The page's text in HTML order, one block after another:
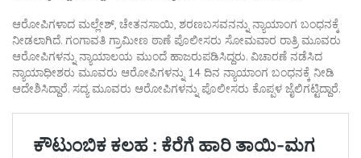
ಆರೋಪಿಗಳಾದ ಮಲ್ಲೇಶ್, ಚೇತನಸಾಯಿ, ಶರಣಬಸವನನ್ನು ನ್ಯಾಯಾಂಗ ಬಂಧನಕ್ಕೆ
ನೀಡಲಾಗಿದೆ. ಗಂಗಾವತಿ ಗ್ರಾಮೀಣ ಠಾಣೆ ಪೊಲೀಸರು ಸೋಮವಾರ ರಾತ್ರಿ ಮೂವರು
ಆರೋಪಿಗಳನ್ನು ನ್ಯಾಯಾಲಯ ಮುಂದೆ ಹಾಜರುಪಡಿಸಿದ್ದರು. ವಿಚಾರಣೆ ನಡೆಸಿದ
ನ್ಯಾಯಾಧೀಶರು ಮೂವರು ಆರೋಪಿಗಳನ್ನು 14 ದಿನ ನ್ಯಾಯಾಂಗ ಬಂಧನಕ್ಕೆ ನೀಡಿ
ಆದೇಶಿಸಿದ್ದಾರೆ. ಸದ್ಯ ಮೂವರು ಆರೋಪಿಗಳನ್ನು ಪೊಲೀಸರು ಕೊಪ್ಪಳ ಜೈಲಿಗಟ್ಟಿದ್ದಾರೆ.